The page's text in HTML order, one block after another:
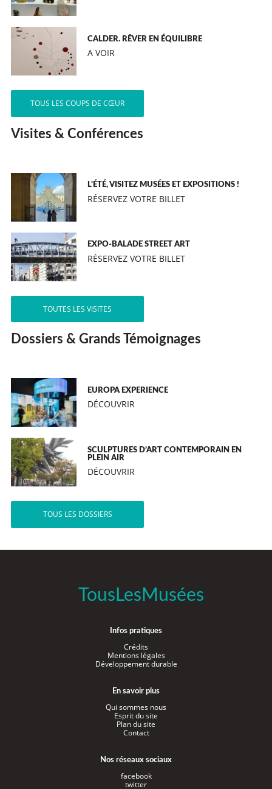
CALDER. RÊVER EN ÉQUILIBRE
A VOIR
TOUS LES COUPS DE CŒUR
Visites & Conférences
L’ÉTÉ, VISITEZ MUSÉES ET EXPOSITIONS !
RÉSERVEZ VOTRE BILLET
EXPO-BALADE STREET ART
RÉSERVEZ VOTRE BILLET
TOUTES LES VISITES
Dossiers & Grands Témoignages
EUROPA EXPERIENCE
DÉCOUVRIR
SCULPTURES D’ART CONTEMPORAIN EN
PLEIN AIR
DÉCOUVRIR
TOUS LES DOSSIERS
TousLesMusées
Infos pratiques
Crédits
Mentions légales
Développement durable
En savoir plus
Qui sommes nous
Esprit du site
Plan du site
Contact
Nos réseaux sociaux
facebook
twitter